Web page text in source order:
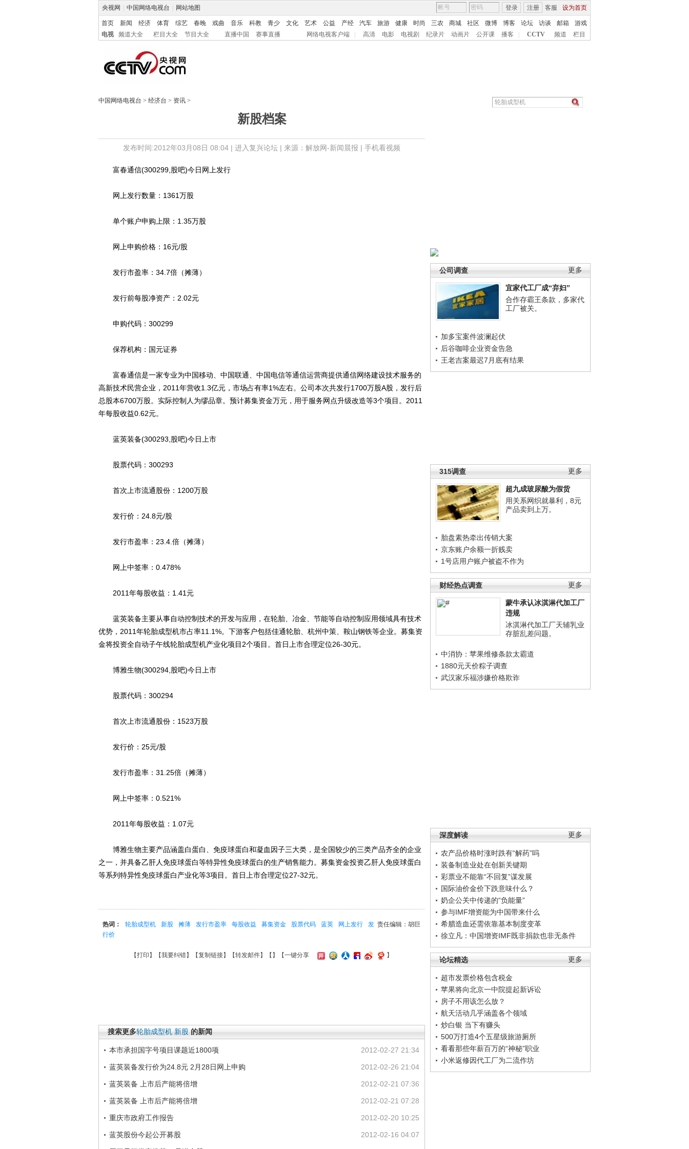
央视网 中国网络电视台 网站地图 客服 设为首页
登录 注册
首页 新闻 经济 体育 综艺 春晚 戏曲 音乐 科教 青少 文化 艺术 公益 产经 汽车 旅游 健康 时尚 三农 商城 社区 微博 博客 论坛 访谈 邮箱
游戏
电视
频道大全 栏目大全 节目大全 直播中国 赛事直播 网络电视客户端 高清 电影 电视剧 纪录片 动画片 公开课 播客 CCTV 频道 栏目
中国网络电视台 > 经济台 > 资讯 >
新股档案
发布时间:2012年03月08日 08:04 | 进入复兴论坛 | 来源：解放网-新闻晨报 | 手机看视频
更多
公司调查
宜家代工厂成“弃妇”
合作存霸王条款，多家代
工厂被关。
加多宝案件波澜起伏
后谷咖啡企业资金告急
王老吉案最迟7月底有结果
更多
315调查
超九成玻尿酸为假货
用关系网织就暴利，8元
产品卖到上万。
胎盘素热牵出传销大案
京东账户余额一折贱卖
1号店用户账户被盗不作为
更多
财经热点调查
蒙牛承认冰淇淋代加工厂
违规
冰淇淋代加工厂天辅乳业
存脏乱差问题。
中消协：苹果维修条款太霸道
1880元天价粽子调查
武汉家乐福涉嫌价格欺诈
更多
深度解读
农产品价格时涨时跌有“解药”吗
装备制造业处在创新关键期
彩票业不能靠“不回复”谋发展
国际油价金价下跌意味什么？
奶企公关中传递的“负能量”
参与IMF增资能为中国带来什么
希腊造血还需依靠基本制度变革
徐立凡：中国增资IMF既非捐款也非无条件
更多
论坛精选
超市发票价格包含税金
苹果将向北京一中院提起新诉讼
房子不用该怎么放？
航天活动几乎涵盖各个领域
炒白银 当下有赚头
500万打造4个五星级旅游厕所
看看那些年薪百万的“神秘”职业
小米返修因代工厂为二流作坊
富春通信(300299,股吧)今日网上发行
网上发行数量：1361万股
单个账户申购上限：1.35万股
网上申购价格：16元/股
发行市盈率：34.7倍（摊薄）
发行前每股净资产：2.02元
申购代码：300299
保荐机构：国元证券
富春通信是一家专业为中国移动、中国联通、中国电信等通信运营商提供通信网络建设技术服务的
高新技术民营企业，2011年营收1.3亿元，市场占有率1%左右。公司本次共发行1700万股A股，发行后
总股本6700万股。实际控制人为缪品章。预计募集资金万元，用于服务网点升级改造等3个项目。2011
年每股收益0.62元。
蓝英装备(300293,股吧)今日上市
股票代码：300293
首次上市流通股份：1200万股
发行价：24.8元/股
发行市盈率：23.4.倍（摊薄）
网上中签率：0.478%
2011年每股收益：1.41元
蓝英装备主要从事自动控制技术的开发与应用，在轮胎、冶金、节能等自动控制应用领域具有技术
优势，2011年轮胎成型机市占率11.1%。下游客户包括佳通轮胎、杭州中策、鞍山钢铁等企业。募集资
金将投资全自动子午线轮胎成型机产业化项目2个项目。首日上市合理定位26-30元。
博雅生物(300294,股吧)今日上市
股票代码：300294
首次上市流通股份：1523万股
发行价：25元/股
发行市盈率：31.25倍（摊薄）
网上中签率：0.521%
2011年每股收益：1.07元
博雅生物主要产品涵盖白蛋白、免疫球蛋白和凝血因子三大类，是全国较少的三类产品齐全的企业
之一，并具备乙肝人免疫球蛋白等特异性免疫球蛋白的生产销售能力。募集资金投资乙肝人免疫球蛋白
等系列特异性免疫球蛋白产业化等3项目。首日上市合理定位27-32元。
责任编辑：胡巨
热词： 轮胎成型机 新股 摊薄 发行市盈率 每股收益 募集资金 股票代码 蓝英 网上发行
发
行价
【打印 】【我要纠错】【复制链接】【转发邮件】【 】 【一键分享 】
搜索更多轮胎成型机 新股 的新闻
2012-02-27 21:34
本市承担国字号项目课题近1800项
2012-02-26 21:04
蓝英装备发行价为24.8元 2月28日网上申购
2012-02-21 07:36
蓝英装备 上市后产能将倍增
2012-02-21 07:28
蓝英装备 上市后产能将倍增
2012-02-20 10:25
重庆市政府工作报告
2012-02-16 04:07
蓝英股份今起公开募股